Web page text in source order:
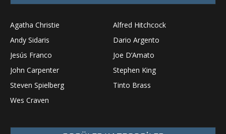
Agatha Christie
Alfred Hitchcock
Andy Sidaris
Dario Argento
Jesús Franco
Joe D’Amato
John Carpenter
Stephen King
Steven Spielberg
Tinto Brass
Wes Craven